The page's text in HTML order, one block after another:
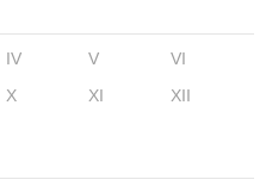
IV V
VI
X XI XII